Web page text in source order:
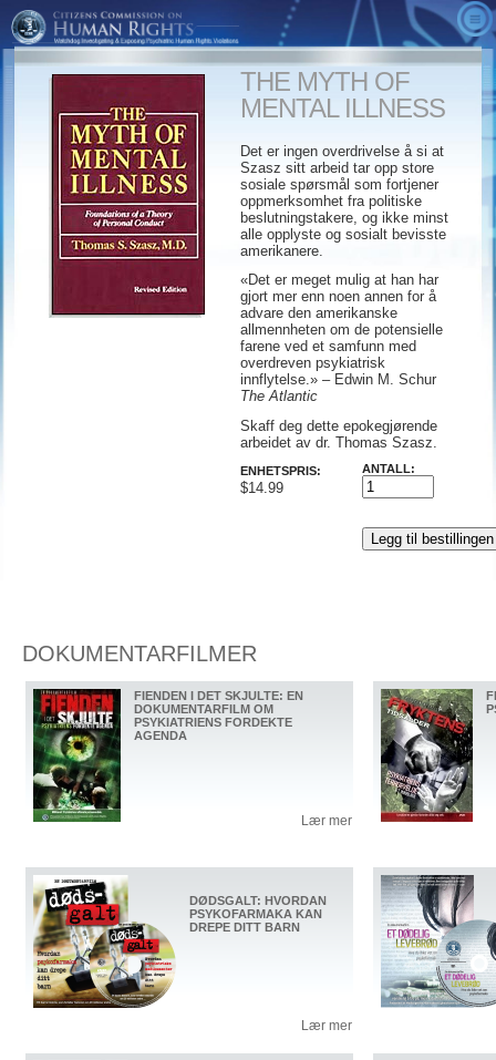
OM OSS
Resultater
Et budskap fra Presidenten
Rådgivende råd
Erklæring for mental helse
Psykiatri: En dødsindustri -museum
CCHR Global Lokalisator
CCHR tv-annonser
Fienden i det skjulte
Fryktens tidsalder
Diagnostisk & statistisk
manual
Markedsføringen av galskap
Psykiatri: En dødsindustri
SANNHETEN OM PSYKIATRI
Hurtig overblikk
CCHR-publikasjoner
Nedlastinger
ALTERNATIVER
GÅ TIL HANDLING
Engasjer deg
Rapporter reaksjoner på medikamenter
Gratis informasjonssett
BESTILL
THE MYTH OF
MENTAL ILLNESS
Det er ingen overdrivelse å si at
Szasz sitt arbeid tar opp store
sosiale spørsmål som fortjener
oppmerksomhet fra politiske
beslutningstakere, og ikke minst
alle opplyste og sosialt bevisste
amerikanere.
«Det er meget mulig at han har
gjort mer enn noen annen for å
advare den amerikanske
allmennheten om de potensielle
farene ved et samfunn med
overdreven psykiatrisk
innflytelse.» – Edwin M. Schur
The Atlantic
Skaff deg dette epokegjørende
arbeidet av dr. Thomas Szasz.
ENHETSPRIS:
$14.99
ANTALL:
DOKUMENTARFILMER
FIENDEN I DET SKJULTE: EN
DOKUMENTARFILM OM
PSYKIATRIENS FORDEKTE
AGENDA
Lær mer
DØDSGALT: HVORDAN
PSYKOFARMAKA KAN
DREPE DITT BARN
Lær mer